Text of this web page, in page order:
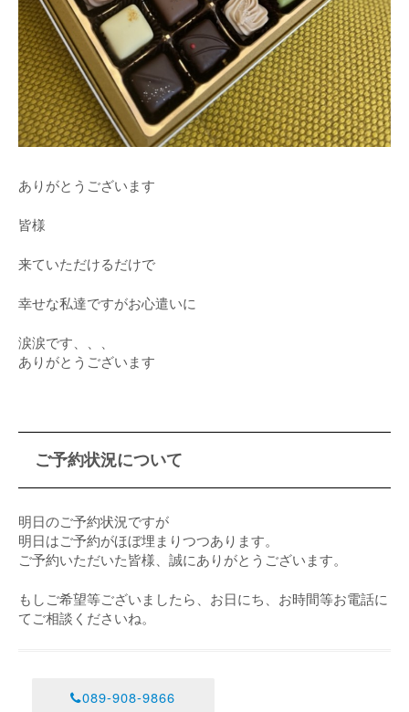
ありがとうございます
皆様
来ていただけるだけで
幸せな私達ですがお心遣いに
涙涙です、、、
ありがとうございます
ご予約状況について
明日のご予約状況ですが
明日はご予約がほぼ埋まりつつあります。
ご予約いただいた皆様、誠にありがとうございます。
もしご希望等ございましたら、お日にち、お時間等お電話に
てご相談くださいね。
089-908-9866